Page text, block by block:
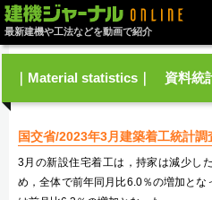
最新建機や工法などを動画で紹介
｜Material statistics｜ 資料統
国交省/2023年3月建築着工統計調
3月の新設住宅着工は，持家は減少し
め，全体で前年同月比6.0％の増加と